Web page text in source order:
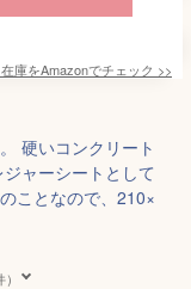
庫をAmazonでチェック >>
硬いコンクリート
ャーシートとして
ことなので、210×